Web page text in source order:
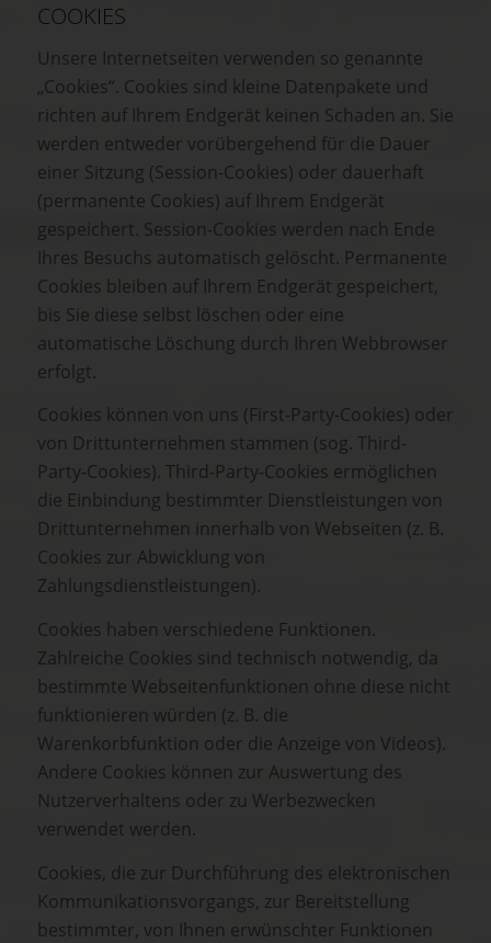
COOKIES
Unsere Internetseiten verwenden so genannte
„Cookies“. Cookies sind kleine Datenpakete und
richten auf Ihrem Endgerät keinen Schaden an. Sie
werden entweder vorübergehend für die Dauer
einer Sitzung (Session-Cookies) oder dauerhaft
(permanente Cookies) auf Ihrem Endgerät
gespeichert. Session-Cookies werden nach Ende
Ihres Besuchs automatisch gelöscht. Permanente
Cookies bleiben auf Ihrem Endgerät gespeichert,
bis Sie diese selbst löschen oder eine
automatische Löschung durch Ihren Webbrowser
erfolgt.
Cookies können von uns (First-Party-Cookies) oder
von Drittunternehmen stammen (sog. Third-
Party-Cookies). Third-Party-Cookies ermöglichen
die Einbindung bestimmter Dienstleistungen von
Drittunternehmen innerhalb von Webseiten (z. B.
Cookies zur Abwicklung von
Zahlungsdienstleistungen).
Cookies haben verschiedene Funktionen.
Zahlreiche Cookies sind technisch notwendig, da
bestimmte Webseitenfunktionen ohne diese nicht
funktionieren würden (z. B. die
Warenkorbfunktion oder die Anzeige von Videos).
Andere Cookies können zur Auswertung des
Nutzerverhaltens oder zu Werbezwecken
verwendet werden.
Cookies, die zur Durchführung des elektronischen
Kommunikationsvorgangs, zur Bereitstellung
bestimmter, von Ihnen erwünschter Funktionen